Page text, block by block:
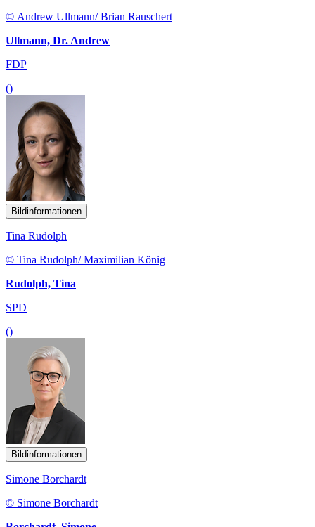
© Andrew Ullmann/ Brian Rauschert
Ullmann, Dr. Andrew
FDP
()
Bildinformationen
Tina Rudolph
© Tina Rudolph/ Maximilian König
Rudolph, Tina
SPD
()
Bildinformationen
Simone Borchardt
© Simone Borchardt